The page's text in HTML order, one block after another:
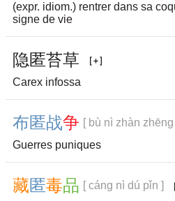
(expr. idiom.) rentrer dans sa
signe de vie
隐匿苔草
Carex infossa
布匿战争 [ bù nì zhàn zhēng
Guerres puniques
藏匿毒品 [ cáng nì dú pǐn ]